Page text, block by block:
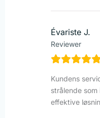
Évariste J.
Reviewer
Kundens
strålende
effektive